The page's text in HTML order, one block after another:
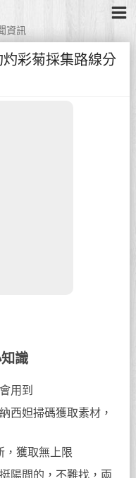
資訊
灼彩菊採集路線分
識
用到
西妲掃碼獲取素材，
，獲取無上限
陽間的，不難找，兩